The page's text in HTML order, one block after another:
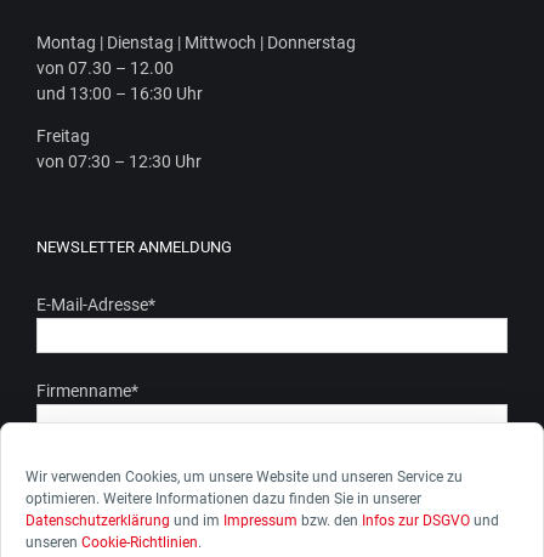
Wir verwenden Cookies, um unsere Website und unseren Service zu
optimieren. Weitere Informationen dazu finden Sie in unserer
Datenschutzerklärung und im Impressum bzw. den Infos zur DSGVO und
unseren Cookie-Richtlinien.
Mon­tag | Diens­tag | Mitt­woch | Donnerstag
von 07.30 – 12.00
und 13:00 – 16:30 Uhr
Frei­tag
von 07:30 – 12:30 Uhr
NEWSLETTER ANMELDUNG
E-Mail-Adresse*
Firmenname*
Ich stimme zu, dass meine personenbezogenen Daten gem.
unserer Datenschutzerkärung genutzt werden. Ich kann die
Zustimmung zur Datenverarbeitung jederzeit widerrufen.